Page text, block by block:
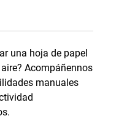
una hoja de papel
Acompáñennos
manuales